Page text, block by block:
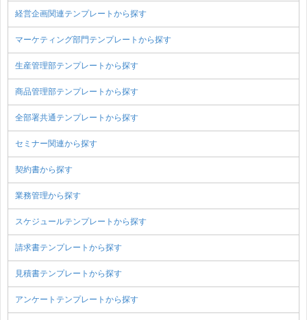
経営企画関連テンプレートから探す
マーケティング部門テンプレートから探す
生産管理部テンプレートから探す
商品管理部テンプレートから探す
全部署共通テンプレートから探す
セミナー関連から探す
契約書から探す
業務管理から探す
スケジュールテンプレートから探す
請求書テンプレートから探す
見積書テンプレートから探す
アンケートテンプレートから探す